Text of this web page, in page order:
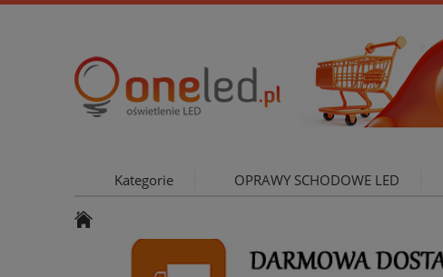
Kategorie OPRAWY SCHODOWE LED